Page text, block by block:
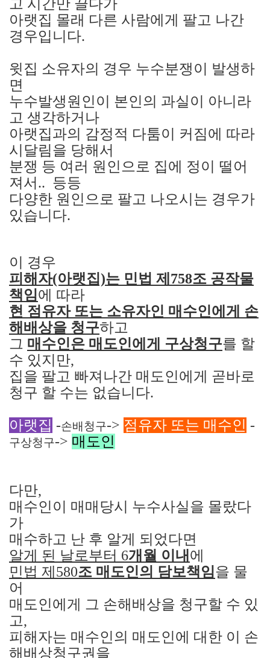
고 시간만 끌다가
아랫집 몰래 다른 사람에게 팔고 나간
경우입니다.
윗집 소유자의 경우 누수분쟁이 발생하
면
누수발생원인이 본인의 과실이 아니라
고 생각하거나
아랫집과의 감정적 다툼이 커짐에 따라
시달림을 당해서
분쟁 등 여러 원인으로 집에 정이 떨어
져서.. 등등
다양한 원인으로 팔고 나오시는 경우가
있습니다.
이 경우
피해자(아랫집)는 민법 제 758조 공작물
책임에 따라
현 점유자 또는 소유자인 매수인에게 손
해배상을 청구하고
그 매수인은 매도인에게 구상청구를 할
수 있지만,
집을 팔고 빠져나간 매도인에게 곧바로
청구 할 수는 없습니다.
아랫집 -손배청구-> 점유자 또는 매수인 -
구상청구-> 매도인
다만,
매수인이 매매당시 누수사실을 몰랐다
가
매수하고 난 후 알게 되었다면
알게 된 날로부터 6개월 이내 에
민법 제 580조 매도인의 담보책임을 물
어
매도인에게 그 손해배상을 청구할 수 있
고,
피해자는 매수인의 매도인에 대한 이 손
해배상청구권을